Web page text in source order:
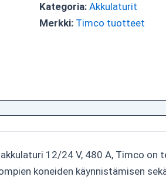
Kategoria: Akkulaturit
Merkki: Timco tuotteet
12/24 V, 480 A, Timco on
koneiden käynnistämisen